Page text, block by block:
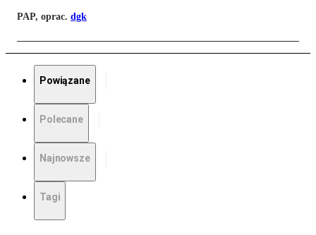
PAP, oprac. dgk
Powiązane
Polecane
Najnowsze
Tagi